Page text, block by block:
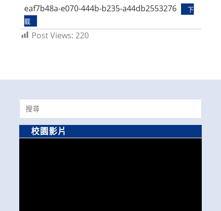
eaf7b48a-e070-444b-b235-a44db2553276
下
載
Post Views: 220
Search
for:
校園影片